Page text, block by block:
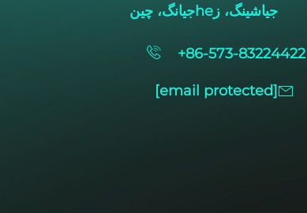
جیاشینگ، زheجیانگ، چین
+86-573-83224422
[email protected]